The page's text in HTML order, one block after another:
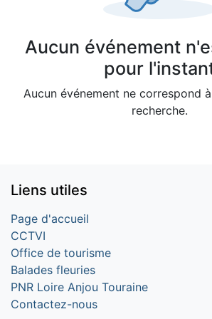
Aucun événement
pour
Aucun événement ne correspond
recherche.
Liens utiles
Page d'accueil
CCTVI
Office de tourisme
Balades fleuries
PNR Loire Anjou Touraine
Contactez-nous